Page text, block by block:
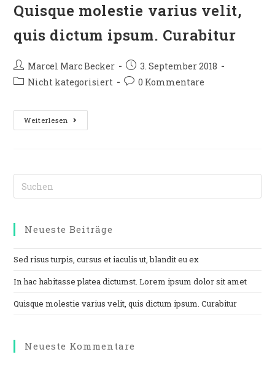
Quisque molestie varius velit,
quis dictum ipsum. Curabitur
Marcel Marc Becker
3. September 2018
Nicht kategorisiert
0 Kommentare
Weiterlesen
Neueste Beiträge
Sed risus turpis, cursus et iaculis ut, blandit eu ex
In hac habitasse platea dictumst. Lorem ipsum dolor sit amet
Quisque molestie varius velit, quis dictum ipsum. Curabitur
Neueste Kommentare